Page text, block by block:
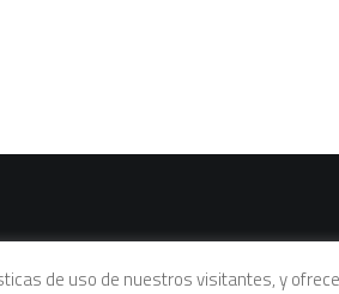
legales de venta
de uso de nuestros visitantes, y